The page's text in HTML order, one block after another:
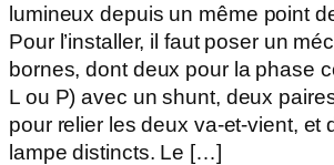
lumineux depuis un même point
Pour l’installer, il faut poser un
bornes, dont deux pour la phase
L ou P) avec un shunt, deux
pour relier les deux va-et-vient, et
lampe distincts. Le […]